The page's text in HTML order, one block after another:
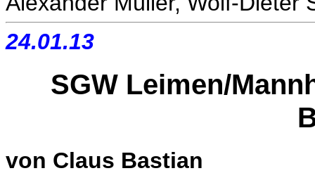
24.01.13
SGW Leimen/
von Claus Bastian